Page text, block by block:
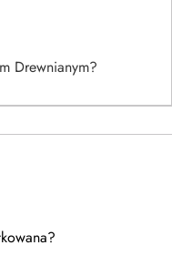
Drewnianym?